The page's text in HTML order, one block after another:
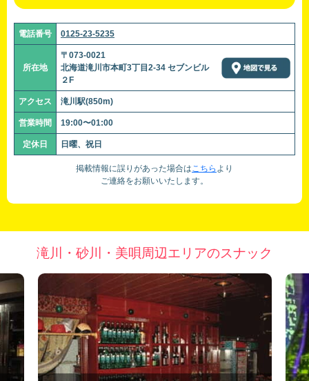
電話番号 0125-23-5235
所在地
〒073-0021
北海道滝川市本町3丁目2-34 セブンビル
２F
アクセス 滝川駅(850m)
営業時間 19:00〜01:00
定休日 日曜、祝日
掲載情報に誤りがあった場合はこちら より
ご連絡をお願いいたします。
滝川・砂川・美唄周辺エリアのスナック